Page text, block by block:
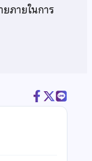
ภายในการ